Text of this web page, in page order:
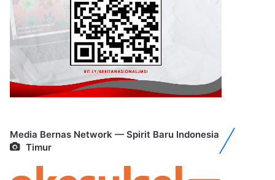
Media Bernas Network — Spirit Baru Indonesia
Timur